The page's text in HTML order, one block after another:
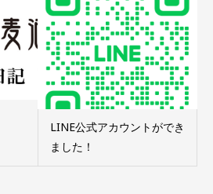
LINE公式アカウントができ
ました！